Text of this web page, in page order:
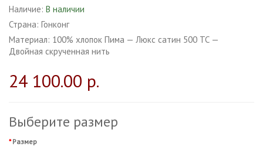
Наличие: В наличии
Страна: Гонконг
Материал: 100% хлопок Пима — Люкс сатин 500 ТС —
Двойная скрученная нить
24 100.00 р.
Выберите размер
Размер